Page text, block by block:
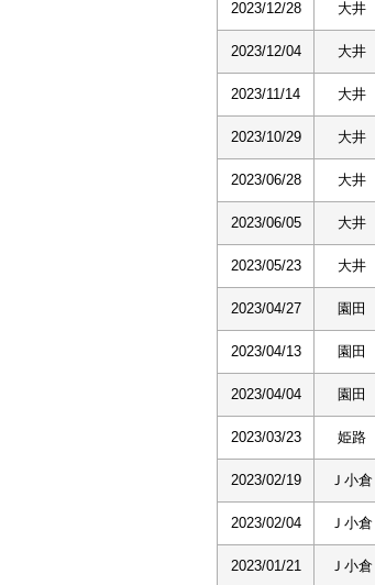
2023/12/28 大井
2023/12/04 大井
2023/11/14 大井
2023/10/29 大井
2023/06/28 大井
2023/06/05 大井
2023/05/23 大井
2023/04/27 園田
2023/04/13 園田
2023/04/04 園田
2023/03/23 姫路
2023/02/19 Ｊ小倉
2023/02/04 Ｊ小倉
2023/01/21 Ｊ小倉